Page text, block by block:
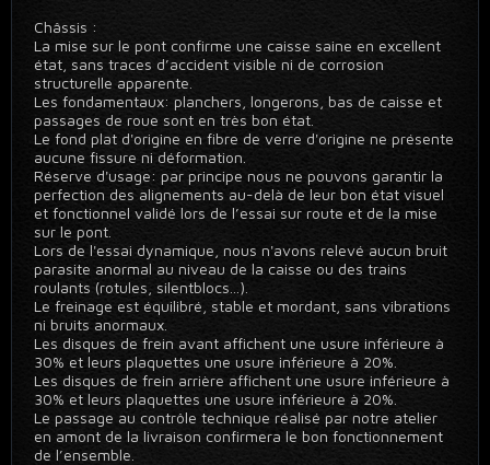
Châssis :
La mise sur le pont confirme une caisse saine en excellent
état, sans traces d’accident visible ni de corrosion
structurelle apparente.
Les fondamentaux: planchers, longerons, bas de caisse et
passages de roue sont en très bon état.
Le fond plat d'origine en fibre de verre d'origine ne présente
aucune fissure ni déformation.
Réserve d'usage: par principe nous ne pouvons garantir la
perfection des alignements au-delà de leur bon état visuel
et fonctionnel validé lors de l’essai sur route et de la mise
sur le pont.
Lors de l'essai dynamique, nous n'avons relevé aucun bruit
parasite anormal au niveau de la caisse ou des trains
roulants (rotules, silentblocs...).
Le freinage est équilibré, stable et mordant, sans vibrations
ni bruits anormaux.
Les disques de frein avant affichent une usure inférieure à
30% et leurs plaquettes une usure inférieure à 20%.
Les disques de frein arrière affichent une usure inférieure à
30% et leurs plaquettes une usure inférieure à 20%.
Le passage au contrôle technique réalisé par notre atelier
en amont de la livraison confirmera le bon fonctionnement
de l’ensemble.